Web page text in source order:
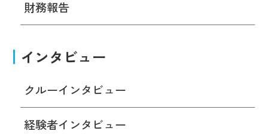
財務報告
インタビュー
クルーインタビュー
経験者インタビュー